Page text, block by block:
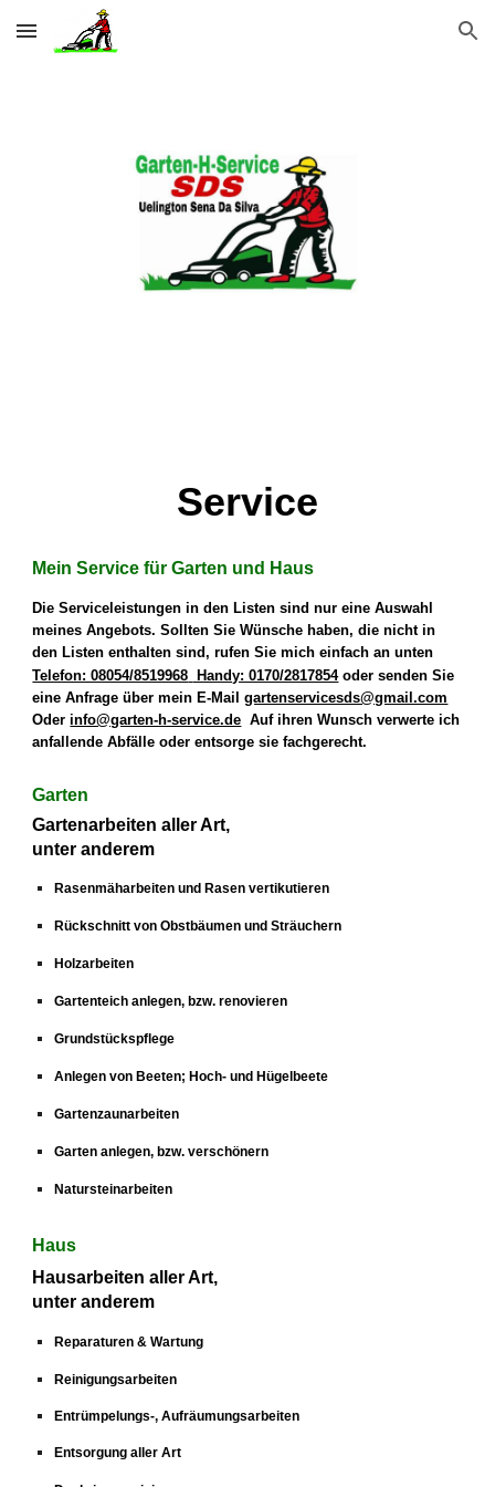
Skip to main content Skip to navigation
Service
Mein Service fürGarten und Haus
Die Serviceleistungen in den Listen sind nur eine Auswahl
meines Angebots. Sollten Sie Wünsche haben, die nicht in
den Listen enthalten sind,rufen Sie mich einfach an unten
Telefon: 08054/8519968
Handy: 0170/2817854oder senden Sie
eine Anfrage übermein E-Mailgartenservicesds@gmail.com
Oderinfo@garten-h-service.de Auf ihren Wunsch verwerte ich
anfallende Abfälle oder entsorge sie fachgerecht.
Garten
Gartenarbeiten aller Art,
unter anderem
Rasenmäharbeiten und Rasen vertikutieren
Rückschnitt von Obstbäumen und Sträuchern
Holzarbeiten
Gartenteich anlegen, bzw. renovieren
Grundstückspflege
Anlegen von Beeten; Hoch- und Hügelbeete
Gartenzaunarbeiten
Garten anlegen, bzw. verschönern
Natursteinarbeiten
Haus
Hausarbeiten aller Art,
unter anderem
Reparaturen & Wartung
Reinigungsarbeiten
Entrümpelungs-, Aufräumungsarbeiten
Entsorgung aller Art